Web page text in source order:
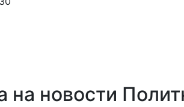
на новости